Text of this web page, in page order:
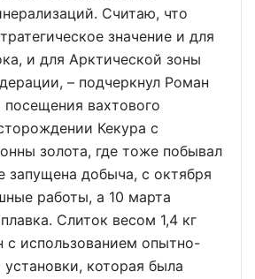
Считаю, что
значение и для
и для Арктической зоны
– подчеркнул Роман
вахтового
Кекура с
золота, где тоже побывал
запущена добыча, с октября
работы, а 10 марта
Слиток весом 1,4 кг
с использованием опытно-
которая была